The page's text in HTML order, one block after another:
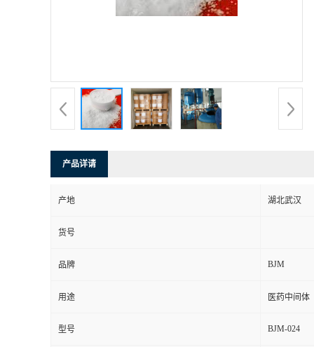
产品详请
产地 湖北武汉
货号
品牌 BJM
用途 医药中间体
型号 BJM-024